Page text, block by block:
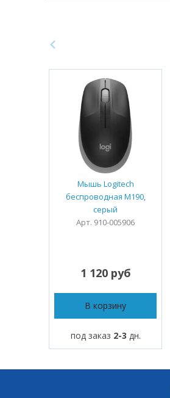
Мышь Logitech
беспроводная M190,
cерый
Арт. 910-005906
1 120 руб
В корзину
под заказ 2-3 дн.